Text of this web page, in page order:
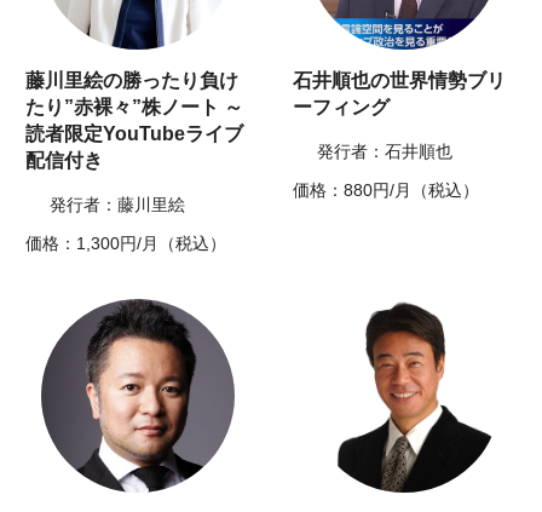
藤川里絵の勝ったり負け
たり”赤裸々”株ノート ～
読者限定YouTubeライブ
配信付き
発行者：藤川里絵
価格：1,300円/月（税込）
石井順也の世界情勢ブリ
ーフィング
発行者：石井順也
価格：880円/月（税込）